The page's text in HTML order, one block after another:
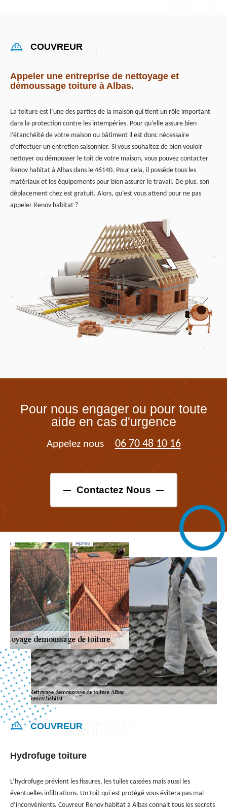
COUVREUR
Appeler une entreprise de nettoyage et
démoussage toiture à Albas.
La toiture est l’une des parties de la maison qui tient un rôle important
dans la protection contre les intempéries. Pour qu’elle assure bien
l’étanchéité de votre maison ou bâtiment il est donc nécessaire
d’effectuer un entretien saisonnier. Si vous souhaitez de bien vouloir
nettoyer ou démousser le toit de votre maison, vous pouvez contacter
Renov habitat à Albas dans le 46140. Pour cela, il possède tous les
matériaux et les équipements pour bien assurer le travail. De plus, son
déplacement chez est gratuit. Alors, qu’est vous attend pour ne pas
appeler Renov habitat ?
Pour nous engager ou pour toute
aide en cas d'urgence
Appelez nous 06 70 48 10 16
Contactez Nous
COUVREUR
Hydrofuge toiture
L’hydrofuge prévient les fissures, les tuiles cassées mais aussi les
éventuelles infiltrations. Un toit qui est protégé vous évitera pas mal
d’inconvénients. Couvreur Renov habitat à Albas connait tous les secrets